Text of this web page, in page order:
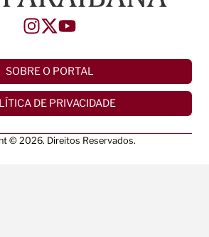
SOBRE O PORTAL
DE PRIVACIDADE
© 2026. Direitos Reservados.